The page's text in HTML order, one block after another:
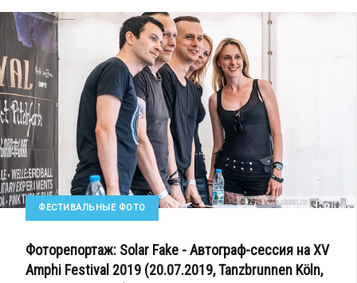
ФЕСТИВАЛЬНЫЕ ФОТО
Фоторепортаж: Solar Fake - Автограф-сессия на XV
Amphi Festival 2019 (20.07.2019, Tanzbrunnen Köln,